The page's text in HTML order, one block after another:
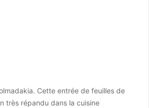
Cette entrée de feuilles de
très répandu dans la cuisine